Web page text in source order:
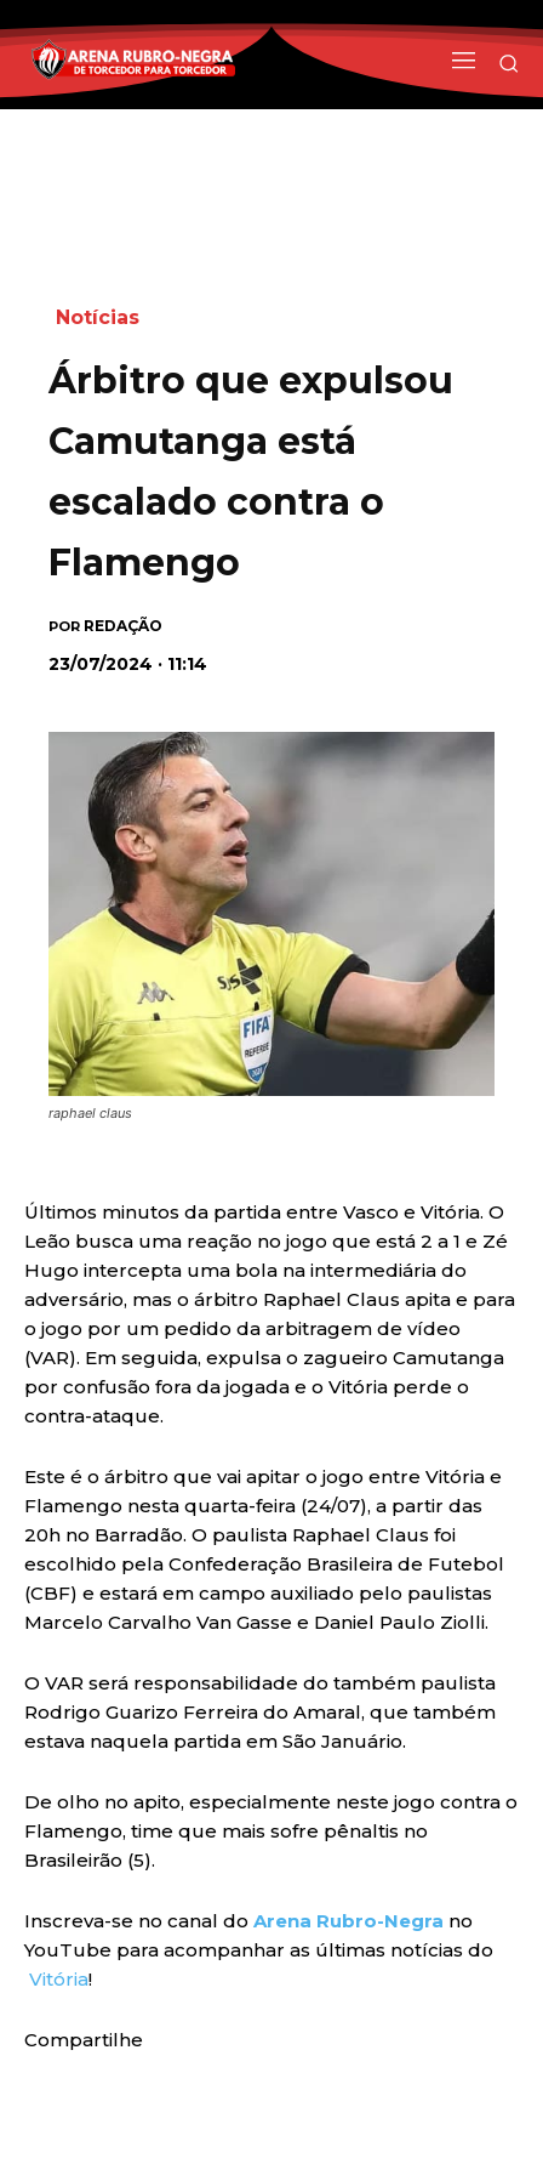
Notícias
Árbitro que expulsou
Camutanga está
escalado contra o
Flamengo
POR REDAÇÃO
23/07/2024 · 11:14
raphael claus
Últimos minutos da partida entre Vasco e Vitória. O
Leão busca uma reação no jogo que está 2 a 1 e Zé
Hugo intercepta uma bola na intermediária do
adversário, mas o árbitro Raphael Claus apita e para
o jogo por um pedido da arbitragem de vídeo
(VAR). Em seguida, expulsa o zagueiro Camutanga
por confusão fora da jogada e o Vitória perde o
contra-ataque.
Este é o árbitro que vai apitar o jogo entre Vitória e
Flamengo nesta quarta-feira (24/07), a partir das
20h no Barradão. O paulista Raphael Claus foi
escolhido pela Confederação Brasileira de Futebol
(CBF) e estará em campo auxiliado pelo paulistas
Marcelo Carvalho Van Gasse e Daniel Paulo Ziolli.
O VAR será responsabilidade do também paulista
Rodrigo Guarizo Ferreira do Amaral, que também
estava naquela partida em São Januário.
De olho no apito, especialmente neste jogo contra o
Flamengo, time que mais sofre pênaltis no
Brasileirão (5).
Inscreva-se no canal do Arena Rubro-Negra no
YouTube para acompanhar as últimas notícias do
Vitória!
Compartilhe